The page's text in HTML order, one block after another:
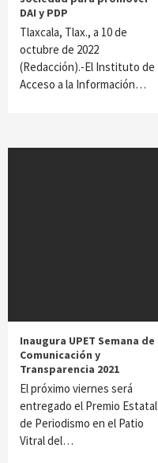
DAI y PDP
Tlaxcala, Tlax., a 10 de
octubre de 2022
(Redacción).-El Instituto de
Acceso a la Información…
Inaugura UPET Semana de
Comunicación y
Transparencia 2021
El próximo viernes será
entregado el Premio Estatal
de Periodismo en el Patio
Vitral del…